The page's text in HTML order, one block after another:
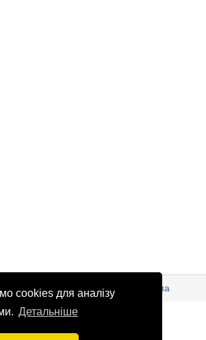
cookies для аналізу
Детальніше
Правова інформація
Реклама
info@patrioty.org.ua